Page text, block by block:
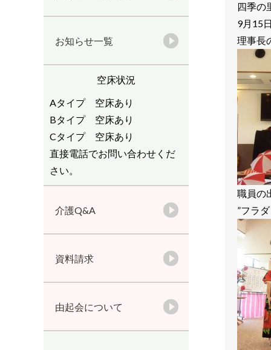
お知らせ一覧
空床状況
Aタイプ 空床あり
Bタイプ 空床あり
Cタイプ 空床あり
直接電話でお問い合わせくだ
さい。
介護Q&A
資料請求
由起会について
四季の
9月15
理事長
職員の
”フラ